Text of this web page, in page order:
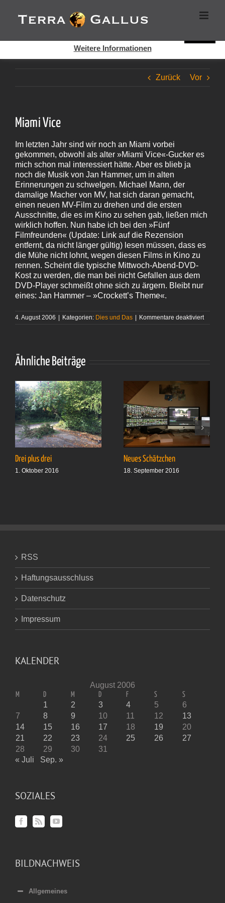
Inhalt
springen
Zurück Vor
Miami Vice
Im letzten Jahr sind wir noch an Miami vorbei
gekommen, obwohl als alter »Miami Vice«-Gucker es
mich schon mal interessiert hätte. Aber es blieb ja
noch die Musik von Jan Hammer, um in alten
Erinnerungen zu schwelgen. Michael Mann, der
damalige Macher von MV, hat sich daran gemacht,
einen neuen MV-Film zu drehen und die ersten
Ausschnitte, die es im Kino zu sehen gab, ließen mich
wirklich hoffen. Nun habe ich bei den »Fünf
Filmfreunden« (Update: Link auf die Rezension
entfernt, da nicht länger gültig) lesen müssen, dass es
die Mühe nicht lohnt, wegen diesen Films in Kino zu
rennen. Scheint die typische Mittwoch-Abend-DVD-
Kost zu werden, die man bei nicht Gefallen aus dem
DVD-Player schmeißt ohne sich zu ärgern. Bleibt nur
eines: Jan Hammer – »Crockett’s Theme«.
4. August 2006 | Kategorien: Dies und Das | Kommentare deaktiviertfür
Ähnliche Beiträge
Drei plus drei
1. Oktober 2016
Neues Schätzchen
18. September 2016
RSS
Haftungsausschluss
Datenschutz
Impressum
KALENDER
August 2006
M D M D F S S
1 2 3 4 5
6
7
8 9 10 11 12
13
14
15 16 17 18 19
20
21
22 23 24 25 26
27
28
29 30
31
« Juli
Sep. »
SOZIALES
BILDNACHWEIS
Allgemeines
Cookies helfen auf auf dieser Seite bei der Bereitstellung der
Dienste. Durch die Nutzung dieser Webseite erklären Sie sich
Weitere Informationen